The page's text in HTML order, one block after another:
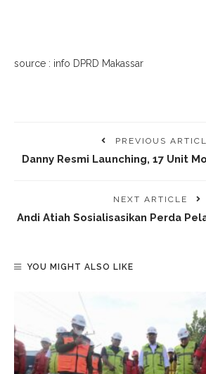
source : info DPRD Makassar
PREVIOUS
Danny Resmi Launching, 17 Unit
NEXT ARTICLE
Andi Atiah Sosialisasikan Perda
YOU MIGHT ALSO LIKE